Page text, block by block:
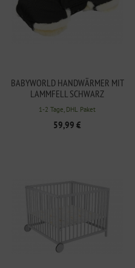
BABYWORLD HANDWÄRMER MIT
LAMMFELL SCHWARZ
1-2 Tage, DHL Paket
59,99 €